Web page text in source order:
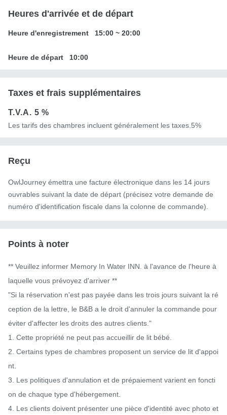
Heures d'arrivée et de départ
Heure d'enregistrement 15:00 ~ 20:00
Heure de départ 10:00
Taxes et frais supplémentaires
T.V.A. 5 %
Les tarifs des chambres incluent généralement les taxes.5%
Reçu
OwlJourney émettra une facture électronique dans les 14 jours
ouvrables suivant la date de départ (précisez votre demande de
numéro d'identification fiscale dans la colonne de commande).
Points à noter
** Veuillez informer Memory In Water INN. à l'avance de l'heure à
laquelle vous prévoyez d'arriver **
"Si la réservation n'est pas payée dans les trois jours suivant la ré
ception de la lettre, le B&B a le droit d'annuler la commande pour
éviter d'affecter les droits des autres clients."
1. Cette propriété ne peut pas accueillir de lit bébé.
2. Certains types de chambres proposent un service de lit d'appoi
nt.
3. Les politiques d'annulation et de prépaiement varient en foncti
on de chaque type d'hébergement.
4. Les clients doivent présenter une pièce d'identité avec photo et